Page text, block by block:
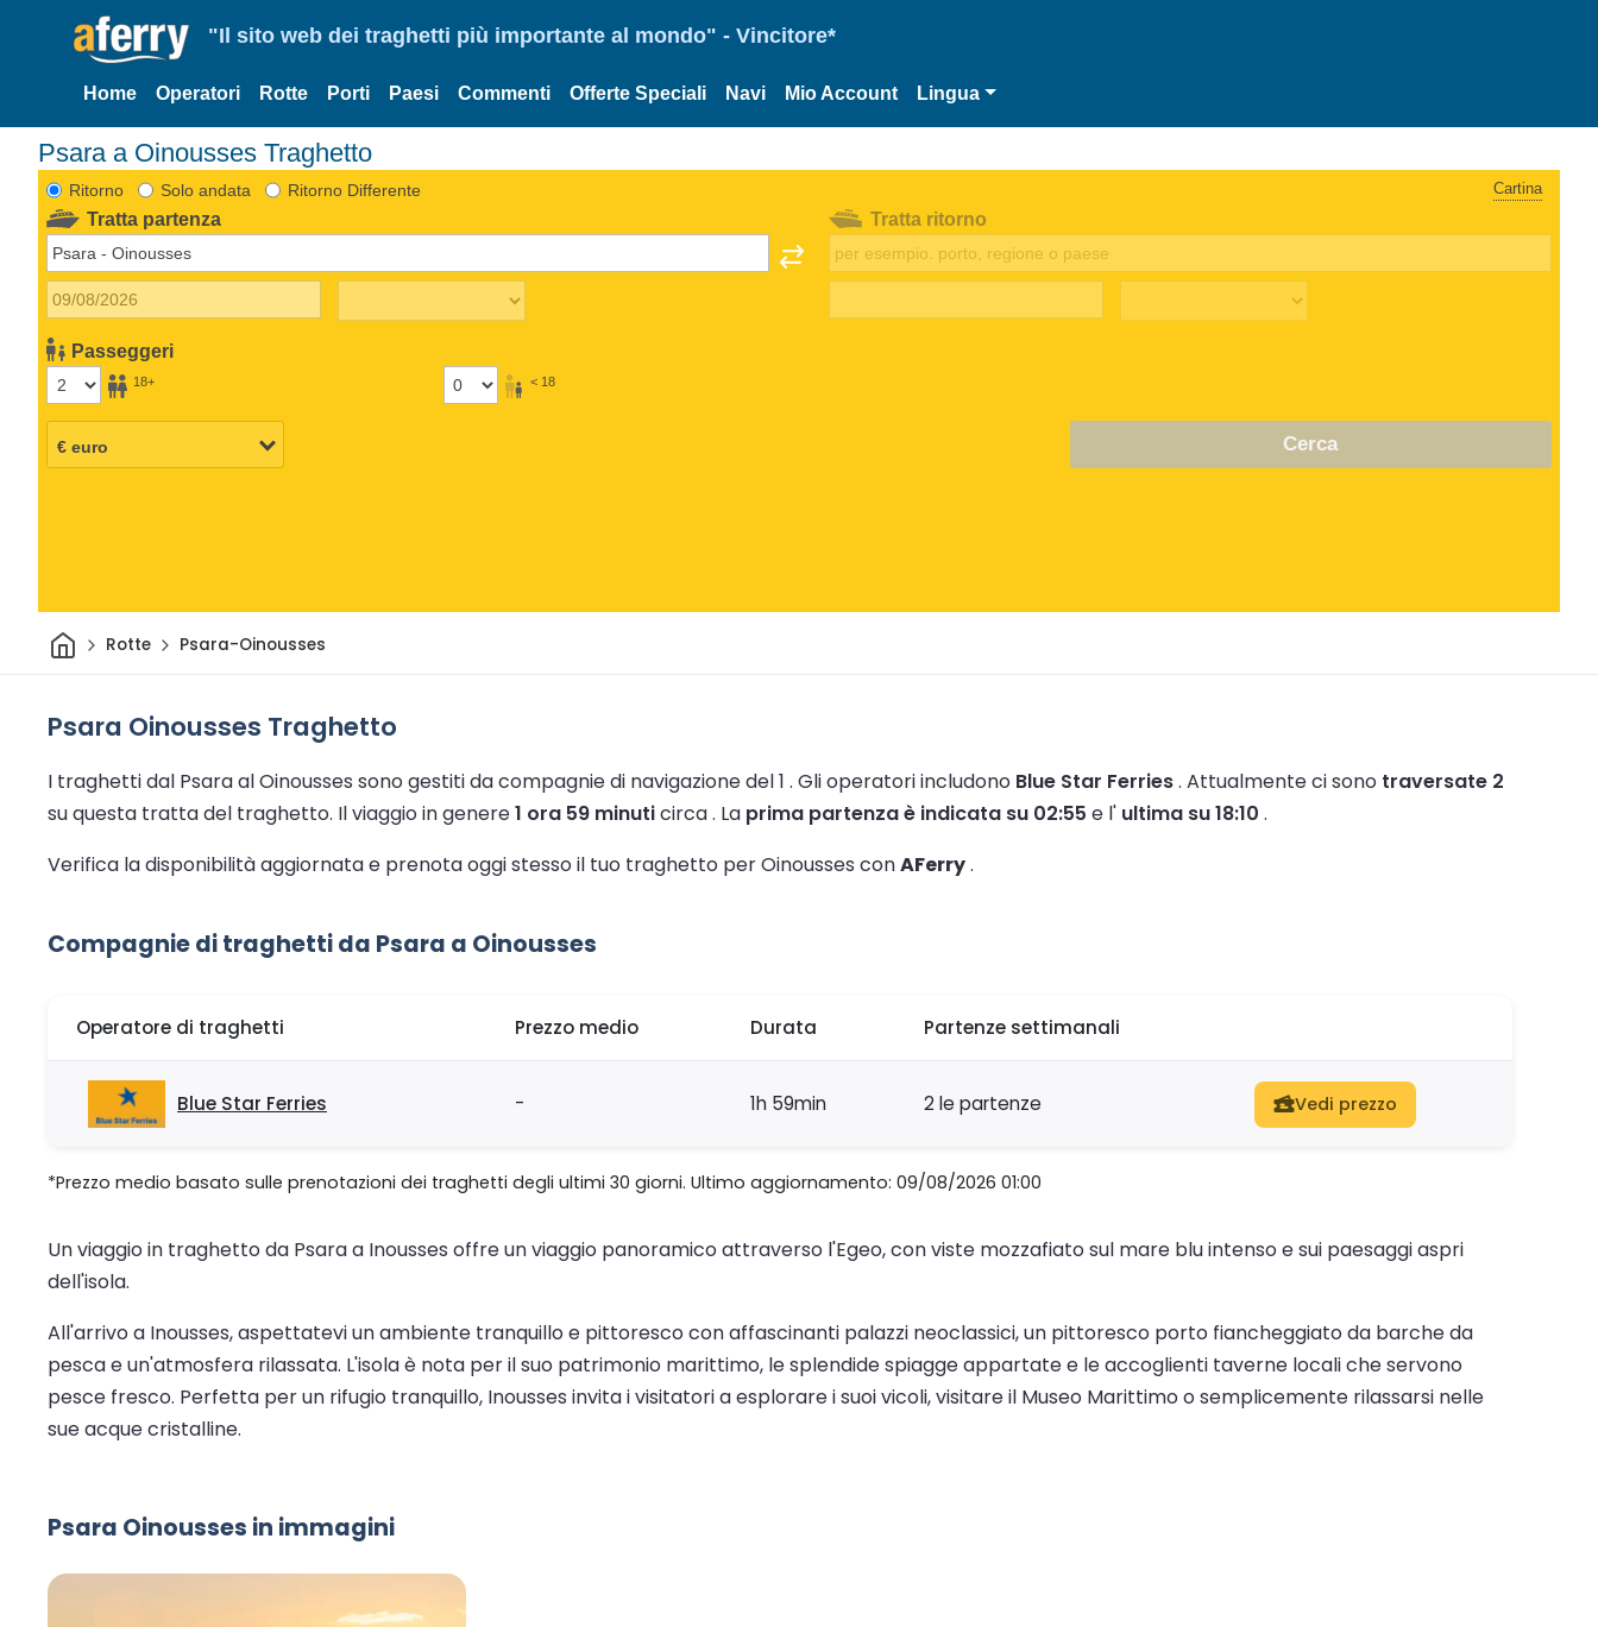
"Il sito web dei traghetti più importante al mondo" - Vincitore*
Home Operatori Rotte Porti Paesi Commenti Offerte Speciali Navi Mio Account Lingua
Psara a Oinousses Traghetto
Ritorno Solo andata Ritorno Differente Cartina
Tratta partenza
Passeggeri
18+ < 18
Tratta ritorno
Cerca
CasaRotte Psara-Oinousses
Psara Oinousses Traghetto
I traghetti dal Psara al Oinousses sono gestiti da compagnie di navigazione del 1 . Gli operatori includono Blue Star Ferries. Attualmente ci sono traversate 2
su questa tratta del traghetto. Il viaggio in genere1 ora 59 minuticirca . La prima partenza è indicata su 02:55 e l' ultima su 18:10 .
Verifica la disponibilità aggiornata e prenota oggi stesso il tuo traghetto per Oinousses conAFerry.
Compagnie di traghetti da Psara a Oinousses
Operatore di traghetti Prezzo medio Durata Partenze settimanali
Blue Star Ferries - 1h 59min 2 le partenze Vedi prezzo
*Prezzo medio basato sulle prenotazioni dei traghetti degli ultimi 30 giorni. Ultimo aggiornamento: 09/08/2026 01:00
Un viaggio in traghetto da Psara a Inousses offre un viaggio panoramico attraverso l'Egeo, con viste mozzafiato sul mare blu intenso e sui paesaggi aspri
dell'isola.
All'arrivo a Inousses, aspettatevi un ambiente tranquillo e pittoresco con affascinanti palazzi neoclassici, un pittoresco porto fiancheggiato da barche da
pesca e un'atmosfera rilassata. L'isola è nota per il suo patrimonio marittimo, le splendide spiagge appartate e le accoglienti taverne locali che servono
pesce fresco. Perfetta per un rifugio tranquillo, Inousses invita i visitatori a esplorare i suoi vicoli, visitare il Museo Marittimo o semplicemente rilassarsi nelle
sue acque cristalline.
Psara Oinousses in immagini